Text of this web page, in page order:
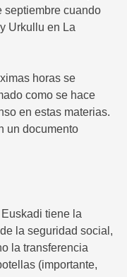
septiembre cuando
Urkullu en La
horas se
como se hace
en estas materias.
un documento
tiene la
la seguridad social,
la transferencia
(importante,